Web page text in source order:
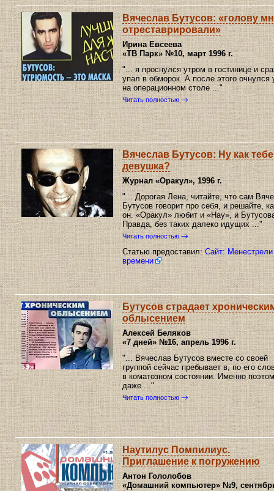
Вячеслав Бутусов: «голову
отреставрировали»
Ирина Евсеева
«ТВ Парк»№10, март 1996 г.
"... я проснулся утром в гостинице и
упал в обморок. А после этого очнулся
на операционном столе ..."
Читать полностью
Вячеслав Бутусов: Ну как тебе
девушка?
Журнал «Оракул», 1996 г.
"... Дорогая Лена, читайте, что сам
Бутусов говорит про себя, и решайте,
он. «Оракул» любит и «Hay», и
Правда, без таких далеко идущих ..."
Читать полностью
Статью предоставил:Cайт: Менестрели
времени
Бутусов страдает
облысением
Алексей Беляков
«7 дней» №16, апрель 1996 г.
"... Вячеслав Бутусов вместе со своей
группой сейчас пребывает в, по его
в коматозном состоянии. Именно
даже ..."
Читать полностью
Наутилус Помпилиус.
Приглашение к погружению
Антон Гололобов
«Домашний компьютер»№9,